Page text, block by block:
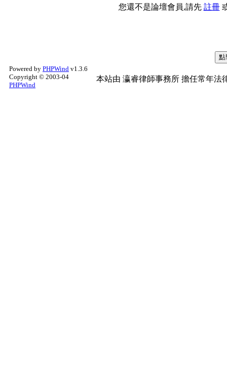
您還不是論壇會員,請先 註冊
Powered by PHPWind v1.3.6
Copyright © 2003-04
PHPWind
本站由 瀛睿律師事務所 擔任常年法